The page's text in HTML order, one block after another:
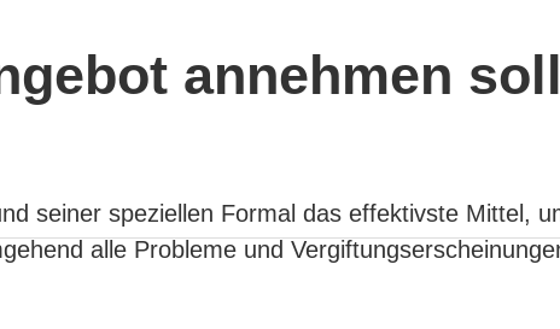
annehmen
seiner speziellen Formal das effektivste Mittel,
alle Probleme und